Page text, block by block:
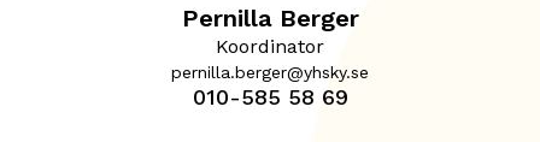
Pernilla Berger
Koordinator
pernilla.berger@yhsky.se
010-585 58 69